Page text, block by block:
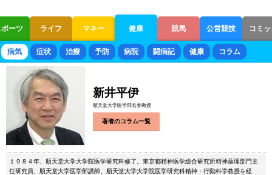
ーツ ライフ マネー 健康 競馬 公営競技 コミ
ボートレース 競輪 オートレース
病気 症状 治療 予防 病院 闘病記 健康 コラム
新井平伊
順天堂大学医学部名誉教授
著者のコラム一覧
１９８４年、順天堂大学大学院医学研究科修了。東京都精神医学総合研究所精神薬理部門主
任研究員、順天堂大学医学部講師、順天堂大学大学院医学研究科精神・行動科学教授を経